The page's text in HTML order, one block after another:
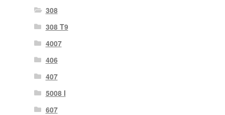
308
308 T9
4007
406
407
5008 I
607